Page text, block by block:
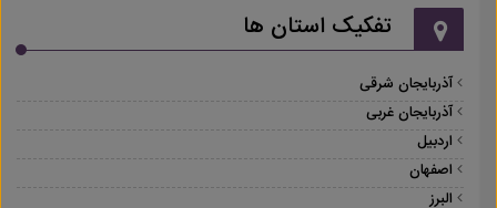
تفکیک استان ها
آذربایجان شرقی
آذربایجان غربی
اردبیل
اصفهان
البرز